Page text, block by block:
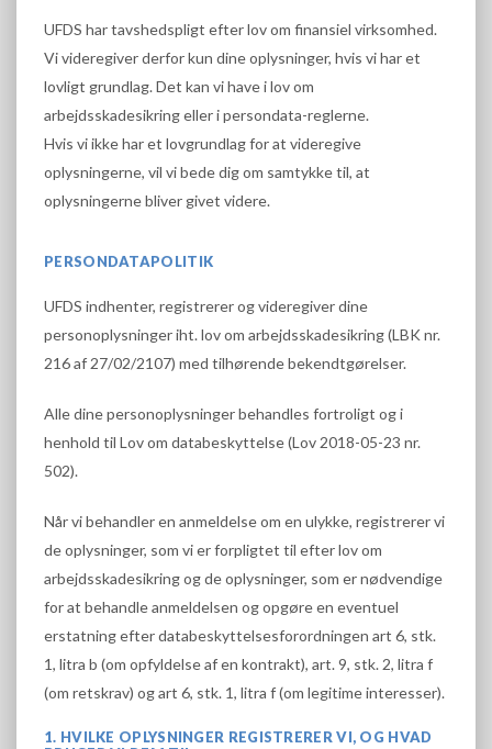
UFDS har tavshedspligt efter lov om finansiel virksomhed.
Vi videregiver derfor kun dine oplysninger, hvis vi har et
lovligt grundlag. Det kan vi have i lov om
arbejdsskadesikring eller i persondata-reglerne.
Hvis vi ikke har et lovgrundlag for at videregive
oplysningerne, vil vi bede dig om samtykke til, at
oplysningerne bliver givet videre.
PERSONDATAPOLITIK
UFDS indhenter, registrerer og videregiver dine
personoplysninger iht. lov om arbejdsskadesikring (LBK nr.
216 af 27/02/2107) med tilhørende bekendtgørelser.
Alle dine personoplysninger behandles fortroligt og i
henhold til Lov om databeskyttelse (Lov 2018-05-23 nr.
502).
Når vi behandler en anmeldelse om en ulykke, registrerer vi
de oplysninger, som vi er forpligtet til efter lov om
arbejdsskadesikring og de oplysninger, som er nødvendige
for at behandle anmeldelsen og opgøre en eventuel
erstatning efter databeskyttelsesforordningen art 6, stk.
1, litra b (om opfyldelse af en kontrakt), art. 9, stk. 2, litra f
(om retskrav) og art 6, stk. 1, litra f (om legitime interesser).
1. HVILKE OPLYSNINGER REGISTRERER VI, OG HVAD